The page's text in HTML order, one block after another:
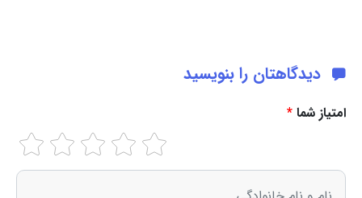
دیدگاهتان را بنویسید
امتیاز شما *